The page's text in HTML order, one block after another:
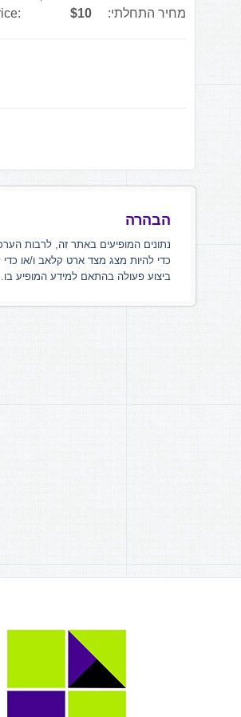
מחיר התחלתי:
$10
הבהרה
נתונים המופיעים באתר זה, לרבות
כדי להיות מצג מצד ארט קלאב ו/או
ביצוע פעולה בהתאם למידע המופיע בו.